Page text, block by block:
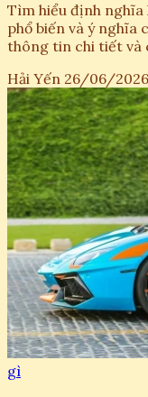
Tìm hiểu định
phổ biến và ý nghĩa
thông tin chi tiết và
Hải Yến 26/06/2026
gì